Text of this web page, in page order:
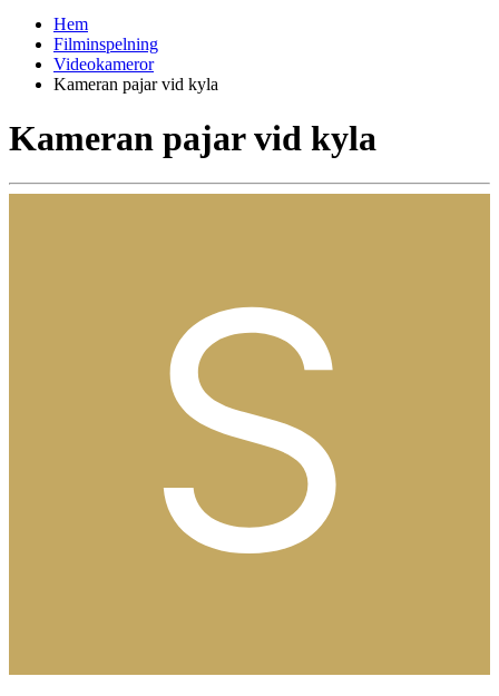
Hem
Filminspelning
Videokameror
Kameran pajar vid kyla
Kameran pajar vid kyla